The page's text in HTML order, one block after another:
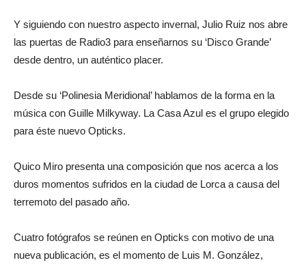
Y siguiendo con nuestro aspecto invernal, Julio Ruiz nos abre
las puertas de Radio3 para enseñarnos su ‘Disco Grande’
desde dentro, un auténtico placer.
Desde su ‘Polinesia Meridional’ hablamos de la forma en la
música con Guille Milkyway. La Casa Azul es el grupo elegido
para éste nuevo Opticks.
Quico Miro presenta una composición que nos acerca a los
duros momentos sufridos en la ciudad de Lorca a causa del
terremoto del pasado año.
Cuatro fotógrafos se reúnen en Opticks con motivo de una
nueva publicación, es el momento de Luis M. González,